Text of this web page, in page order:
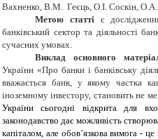
Вахненко, В.М. Геєць, О.І. Соскін,
Метою статті є
банківський сектор та діяльності
сучасних умовах.
Виклад основного
України «Про банки і банківську
вважається банк, у якому частка
іноземному інвестору, становить не
України сьогодні відкрита для
законодавство дає можливість
капіталом, але обов’язкова вимога ‑